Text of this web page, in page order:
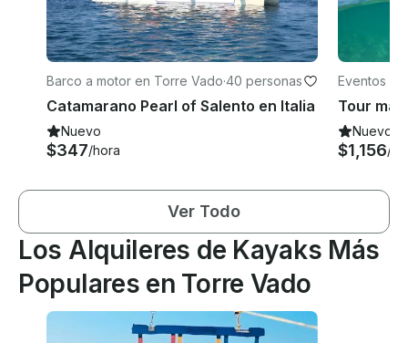
Barco a motor en Torre Vado·40 personas
Catamarano Pearl of Salento en Italia
Nuevo
$347/hora
Eventos
Nuevo
$1,156/
Ver Todo
Los Alquileres de Kayaks Más
Populares en Torre Vado